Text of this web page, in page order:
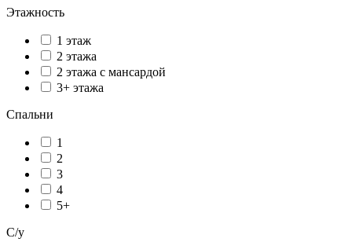
Этажность
1 этаж
2 этажа
2 этажа с мансардой
3+ этажа
Спальни
1
2
3
4
5+
С/у